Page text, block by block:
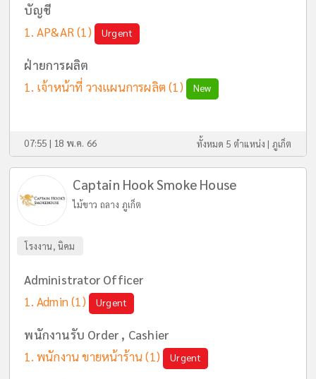
บัญชี
AP&AR (1) Urgent
ฝ่ายการผลิต
เจ้าหน้าที่ วางแผนการผลิต(1) New
07:55 | 18 พ.ค. 66 ทั้งหมด 5 ตำแหน่ง | ภูเก็ต
Captain Hook Smoke House
ไม้ขาว ถลาง ภูเก็ต
โรงงาน, นิคม
Administrator Officer
Admin(1) Urgent
พนักงานรับ Order , Cashier
พนักงาน ขายหน้าร้าน(1) Urgent